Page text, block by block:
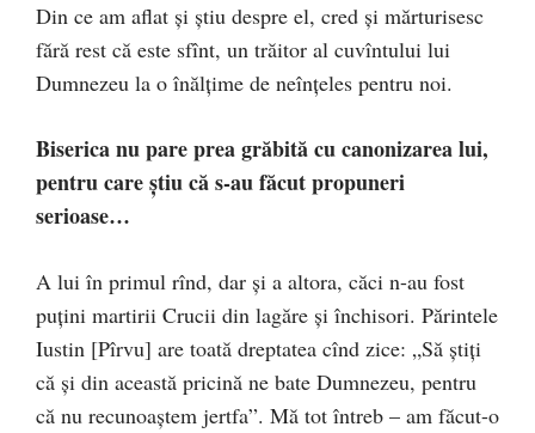
Din ce am a­­flat şi ştiu despre el, cred şi mărturisesc
fără rest că este sfînt, un trăitor al cuvîntului lui
Dumnezeu la o înălţime de neînţeles pentru noi.
Biserica nu pare prea grăbită cu canonizarea lui,
pen­tru care ştiu că s-au făcut propuneri
serioase…
A lui în primul rînd, dar şi a altora, căci n-au fost
puţini martirii Crucii din lagăre şi închisori. Părintele
Iustin [Pîr­­vu] are toată dreptatea cînd zice: „Să ştiţi
că şi din această pri­cină ne bate Dumnezeu, pentru
că nu recunoaştem jertfa”. Mă tot întreb – am făcut-o